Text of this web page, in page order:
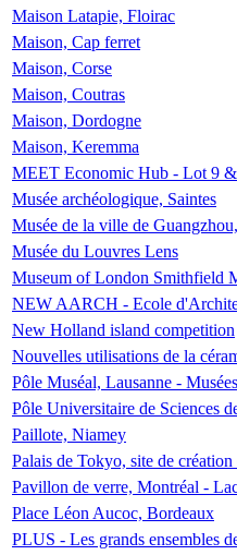
Maison Latapie, Floirac
Maison, Cap ferret
Maison, Corse
Maison, Coutras
Maison, Dordogne
Maison, Keremma
MEET Economic Hub - Lot 9
Musée archéologique, Saintes
Musée de la ville de
Musée du Louvres Lens
Museum of London Smithfield
NEW AARCH - Ecole
New Holland island competition
Nouvelles utilisations de la
Pôle Muséal, Lausanne -
Pôle Universitaire de Sciences
Paillote, Niamey
Palais de Tokyo, site de
Pavillon de verre, Montréal -
Place Léon Aucoc, Bordeaux
PLUS - Les grands ensembles